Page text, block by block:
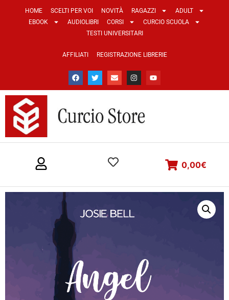
HOME SCELTI PER VOI NOVITÀ RAGAZZI
ADULT
EBOOK
AUDIOLIBRI CORSI
CURCIO SCUOLA
TESTI UNIVERSITARI
AFFILIATI REGISTRAZIONE LIBRERIE
0,00€